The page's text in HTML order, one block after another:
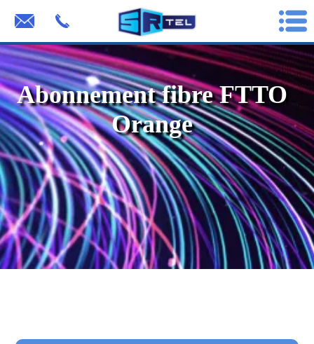
Abonnement fibre FTTO
Orange